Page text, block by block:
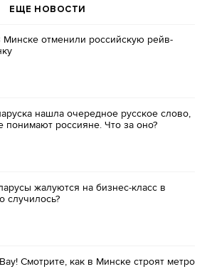
ЕЩЕ НОВОСТИ
Минске отменили российскую рейв-
нашла очередное русское слово,
понимают россияне. Что за оно?
жалуются на бизнес-класс в
случилось?
Вау! Смотрите, как в Минске строят метро